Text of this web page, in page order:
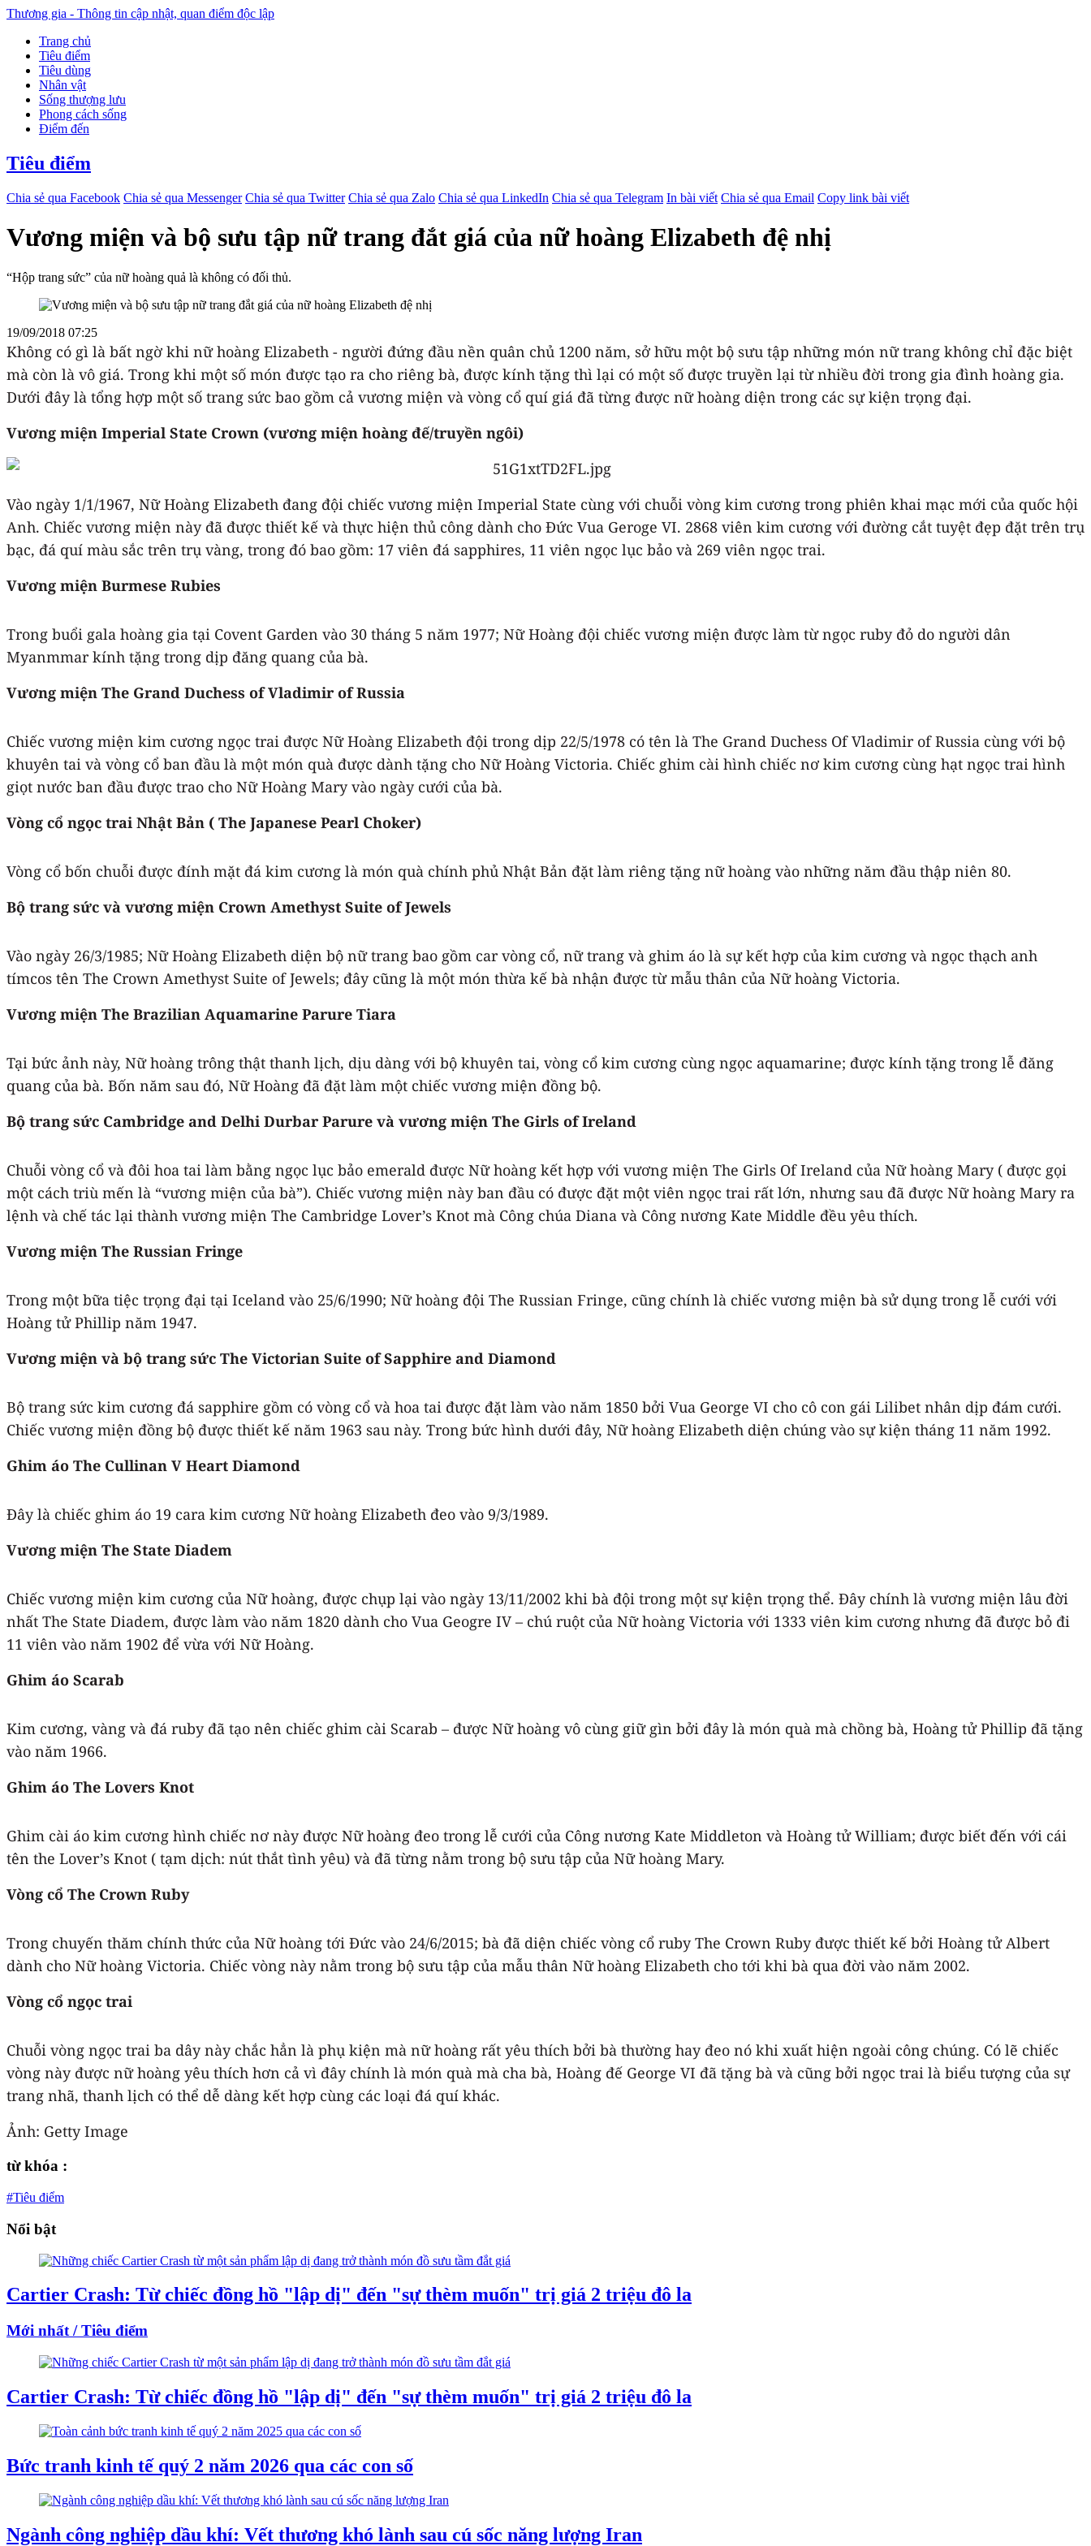
Thương gia - Thông tin cập nhật, quan điểm độc lập
Trang chủ
Tiêu điểm
Tiêu dùng
Nhân vật
Sống thượng lưu
Phong cách sống
Điểm đến
Tiêu điểm
Chia sẻ qua Facebook Chia sẻ qua Messenger Chia sẻ qua Twitter Chia sẻ qua Zalo Chia sẻ qua LinkedIn Chia sẻ qua Telegram In bài viết Chia sẻ qua Email Copy link bài viết
Vương miện và bộ sưu tập nữ trang đắt giá của nữ hoàng Elizabeth đệ nhị
“Hộp trang sức” của nữ hoàng quả là không có đối thủ.
19/09/2018 07:25
Không có gì là bất ngờ khi nữ hoàng Elizabeth - người đứng đầu nền quân chủ 1200 năm, sở hữu một bộ sưu tập những món nữ trang không chỉ đặc biệt
mà còn là vô giá. Trong khi một số món được tạo ra cho riêng bà, được kính tặng thì lại có một số được truyền lại từ nhiều đời trong gia đình hoàng gia.
Dưới đây là tổng hợp một số trang sức bao gồm cả vương miện và vòng cổ quí giá đã từng được nữ hoàng diện trong các sự kiện trọng đại.
Vương miện Imperial State Crown (vương miện hoàng đế/truyền ngôi)
Vào ngày 1/1/1967, Nữ Hoàng Elizabeth đang đội chiếc vương miện Imperial State cùng với chuỗi vòng kim cương trong phiên khai mạc mới của quốc hội
Anh. Chiếc vương miện này đã được thiết kế và thực hiện thủ công dành cho Đức Vua Geroge VI. 2868 viên kim cương với đường cắt tuyệt đẹp đặt trên trụ
bạc, đá quí màu sắc trên trụ vàng, trong đó bao gồm: 17 viên đá sapphires, 11 viên ngọc lục bảo và 269 viên ngọc trai.
Vương miện Burmese Rubies
Trong buổi gala hoàng gia tại Covent Garden vào 30 tháng 5 năm 1977; Nữ Hoàng đội chiếc vương miện được làm từ ngọc ruby đỏ do người dân
Myanmmar kính tặng trong dịp đăng quang của bà.
Vương miện The Grand Duchess of Vladimir of Russia
Chiếc vương miện kim cương ngọc trai được Nữ Hoàng Elizabeth đội trong dịp 22/5/1978 có tên là The Grand Duchess Of Vladimir of Russia cùng với bộ
khuyên tai và vòng cổ ban đầu là một món quà được dành tặng cho Nữ Hoàng Victoria. Chiếc ghim cài hình chiếc nơ kim cương cùng hạt ngọc trai hình
giọt nước ban đầu được trao cho Nữ Hoàng Mary vào ngày cưới của bà.
Vòng cổ ngọc trai Nhật Bản ( The Japanese Pearl Choker)
Vòng cổ bốn chuỗi được đính mặt đá kim cương là món quà chính phủ Nhật Bản đặt làm riêng tặng nữ hoàng vào những năm đầu thập niên 80.
Bộ trang sức và vương miện Crown Amethyst Suite of Jewels
Vào ngày 26/3/1985; Nữ Hoàng Elizabeth diện bộ nữ trang bao gồm car vòng cổ, nữ trang và ghim áo là sự kết hợp của kim cương và ngọc thạch anh
tímcos tên The Crown Amethyst Suite of Jewels; đây cũng là một món thừa kế bà nhận được từ mẫu thân của Nữ hoàng Victoria.
Vương miện The Brazilian Aquamarine Parure Tiara
Tại bức ảnh này, Nữ hoàng trông thật thanh lịch, dịu dàng với bộ khuyên tai, vòng cổ kim cương cùng ngọc aquamarine; được kính tặng trong lễ đăng
quang của bà. Bốn năm sau đó, Nữ Hoàng đã đặt làm một chiếc vương miện đồng bộ.
Bộ trang sức Cambridge and Delhi Durbar Parure và vương miện The Girls of Ireland
Chuỗi vòng cổ và đôi hoa tai làm bằng ngọc lục bảo emerald được Nữ hoàng kết hợp với vương miện The Girls Of Ireland của Nữ hoàng Mary ( được gọi
một cách triù mến là “vương miện của bà”). Chiếc vương miện này ban đầu có được đặt một viên ngọc trai rất lớn, nhưng sau đã được Nữ hoàng Mary ra
lệnh và chế tác lại thành vương miện The Cambridge Lover’s Knot mà Công chúa Diana và Công nương Kate Middle đều yêu thích.
Vương miện The Russian Fringe
Trong một bữa tiệc trọng đại tại Iceland vào 25/6/1990; Nữ hoàng đội The Russian Fringe, cũng chính là chiếc vương miện bà sử dụng trong lễ cưới với
Hoàng tử Phillip năm 1947.
Vương miện và bộ trang sức The Victorian Suite of Sapphire and Diamond
Bộ trang sức kim cương đá sapphire gồm có vòng cổ và hoa tai được đặt làm vào năm 1850 bởi Vua George VI cho cô con gái Lilibet nhân dịp đám cưới.
Chiếc vương miện đồng bộ được thiết kế năm 1963 sau này. Trong bức hình dưới đây, Nữ hoàng Elizabeth diện chúng vào sự kiện tháng 11 năm 1992.
Ghim áo The Cullinan V Heart Diamond
Đây là chiếc ghim áo 19 cara kim cương Nữ hoàng Elizabeth đeo vào 9/3/1989.
Vương miện The State Diadem
Chiếc vương miện kim cương của Nữ hoàng, được chụp lại vào ngày 13/11/2002 khi bà đội trong một sự kiện trọng thể. Đây chính là vương miện lâu đời
nhất The State Diadem, được làm vào năm 1820 dành cho Vua Geogre IV – chú ruột của Nữ hoàng Victoria với 1333 viên kim cương nhưng đã được bỏ đi
11 viên vào năm 1902 để vừa với Nữ Hoàng.
Ghim áo Scarab
Kim cương, vàng và đá ruby đã tạo nên chiếc ghim cài Scarab – được Nữ hoàng vô cùng giữ gìn bởi đây là món quà mà chồng bà, Hoàng tử Phillip đã tặng
vào năm 1966.
Ghim áo The Lovers Knot
Ghim cài áo kim cương hình chiếc nơ này được Nữ hoàng đeo trong lễ cưới của Công nương Kate Middleton và Hoàng tử William; được biết đến với cái
tên the Lover’s Knot ( tạm dịch: nút thắt tình yêu) và đã từng nằm trong bộ sưu tập của Nữ hoàng Mary.
Vòng cổ The Crown Ruby
Trong chuyến thăm chính thức của Nữ hoàng tới Đức vào 24/6/2015; bà đã diện chiếc vòng cổ ruby The Crown Ruby được thiết kế bởi Hoàng tử Albert
dành cho Nữ hoàng Victoria. Chiếc vòng này nằm trong bộ sưu tập của mẫu thân Nữ hoàng Elizabeth cho tới khi bà qua đời vào năm 2002.
Vòng cổ ngọc trai
Chuỗi vòng ngọc trai ba dây này chắc hẳn là phụ kiện mà nữ hoàng rất yêu thích bởi bà thường hay đeo nó khi xuất hiện ngoài công chúng. Có lẽ chiếc
vòng này được nữ hoàng yêu thích hơn cả vì đây chính là món quà mà cha bà, Hoàng đế George VI đã tặng bà và cũng bởi ngọc trai là biểu tượng của sự
trang nhã, thanh lịch có thể dễ dàng kết hợp cùng các loại đá quí khác.
Ảnh: Getty Image
từ khóa :
#Tiêu điểm
Nổi bật
Cartier Crash: Từ chiếc đồng hồ "lập dị" đến "sự thèm muốn" trị giá 2 triệu đô la
Mới nhất / Tiêu điểm
Cartier Crash: Từ chiếc đồng hồ "lập dị" đến "sự thèm muốn" trị giá 2 triệu đô la
Bức tranh kinh tế quý 2 năm 2026 qua các con số
Ngành công nghiệp dầu khí: Vết thương khó lành sau cú sốc năng lượng Iran